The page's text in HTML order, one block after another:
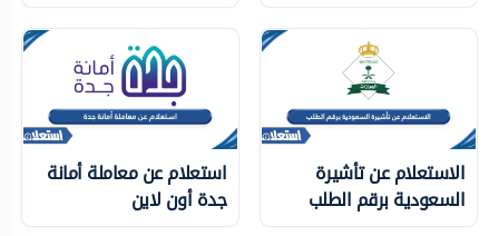
الاستعلام عن تأشيرة
السعودية برقم الطلب
استعلام عن معاملة أمانة
جدة أون لاين